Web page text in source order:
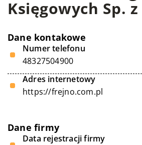
Księgowych Sp.
Dane kontakowe
Numer telefonu
48327504900
Adres internetowy
https://frejno.com.pl
Dane firmy
Data rejestracji firmy